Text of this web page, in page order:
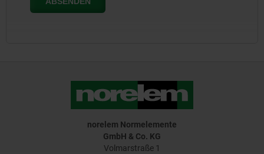
norelem Normelemente
GmbH & Co. KG
Volmarstraße 1